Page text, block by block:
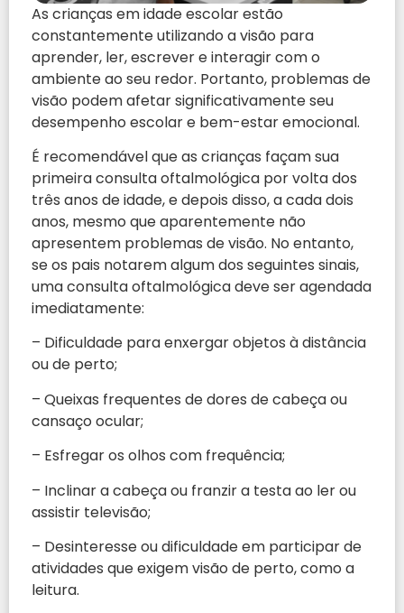
As crianças em idade escolar estão
constantemente utilizando a visão para
aprender, ler, escrever e interagir com o
ambiente ao seu redor. Portanto, problemas de
visão podem afetar significativamente seu
desempenho escolar e bem-estar emocional.
É recomendável que as crianças façam sua
primeira consulta oftalmológica por volta dos
três anos de idade, e depois disso, a cada dois
anos, mesmo que aparentemente não
apresentem problemas de visão. No entanto,
se os pais notarem algum dos seguintes sinais,
uma consulta oftalmológica deve ser agendada
imediatamente:
– Dificuldade para enxergar objetos à distância
ou de perto;
– Queixas frequentes de dores de cabeça ou
cansaço ocular;
– Esfregar os olhos com frequência;
– Inclinar a cabeça ou franzir a testa ao ler ou
assistir televisão;
– Desinteresse ou dificuldade em participar de
atividades que exigem visão de perto, como a
leitura.